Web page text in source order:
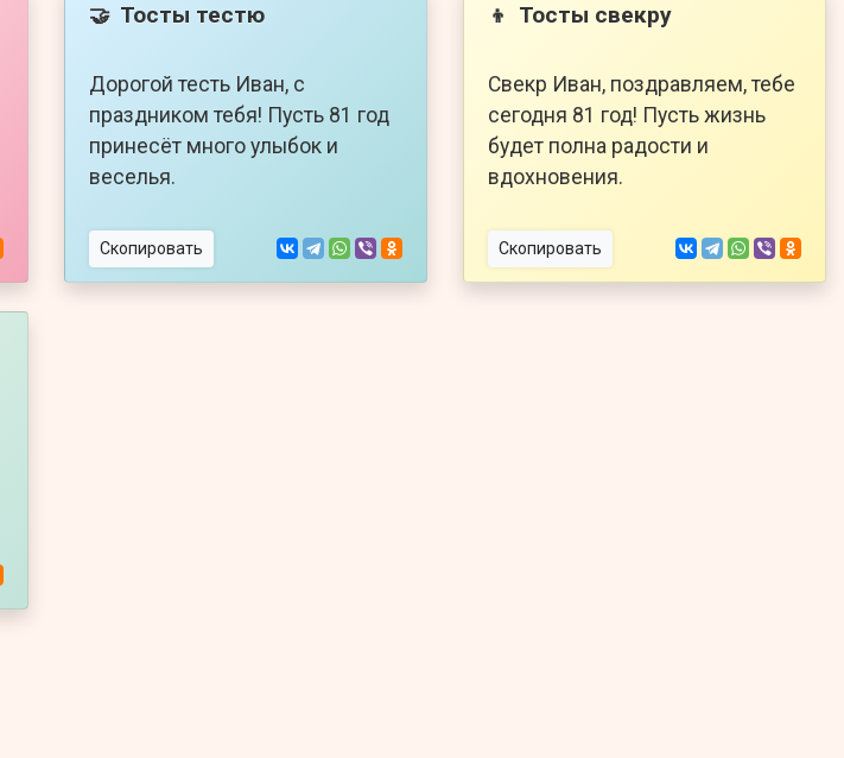
🤝 Тосты тестю
Дорогой тесть Иван, с
праздником тебя! Пусть 81 год
принесёт много улыбок и
веселья.
Скопировать
👦 Тосты свекру
Свекр Иван, поздравляем, тебе
сегодня 81 год! Пусть жизнь
будет полна радости и
вдохновения.
Скопировать